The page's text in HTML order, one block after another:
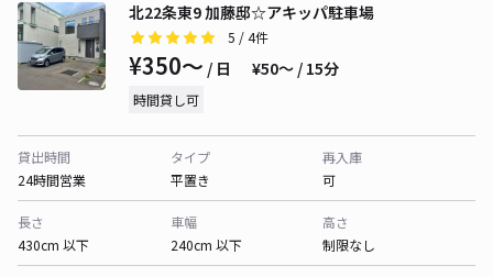
北22条東9 加藤邸☆アキッパ駐車場
5 / 4件
¥350〜 / 日 ¥50〜 / 15分
時間貸し可
貸出時間
24時間営業
タイプ
平置き
再入庫
可
長さ
430cm 以下
車幅
240cm 以下
高さ
制限なし